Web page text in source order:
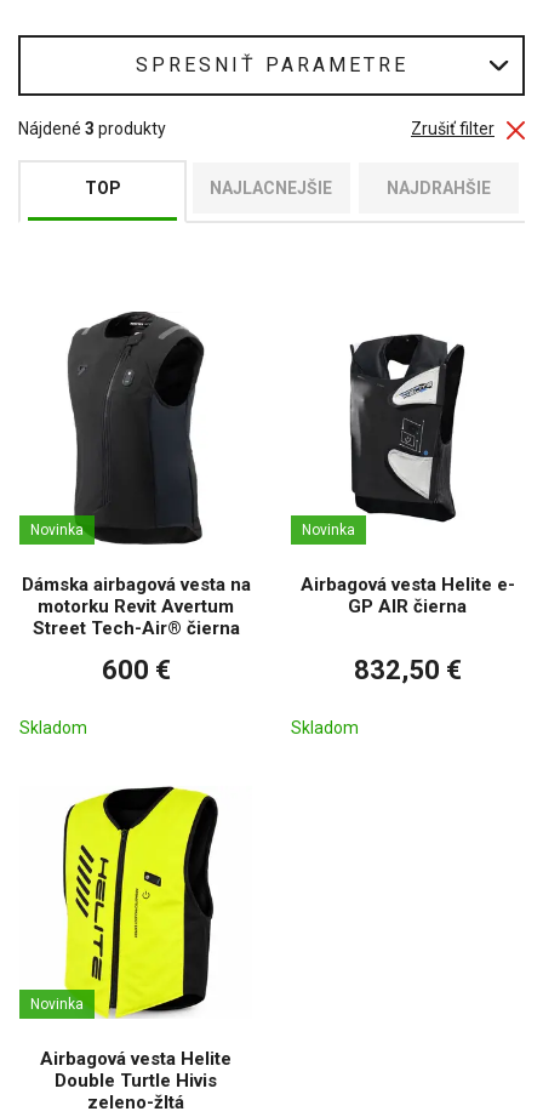
golieru aj krčnú chrbticu.
SPRESNIŤ PARAMETRE
Zrušiť filter
Nájdené 3 produkty
TOP NAJLACNEJŠIE NAJDRAHŠIE
Novinka
Dámska airbagová vesta na
motorku Revit Avertum
Street Tech-Air® čierna
600 €
Skladom
Novinka
Airbagová vesta Helite e-
GP AIR čierna
832,50 €
Skladom
Novinka
Airbagová vesta Helite
Double Turtle Hivis
zeleno-žltá